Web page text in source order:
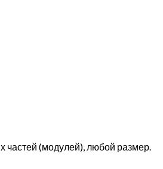
частей (модулей), любой размер.